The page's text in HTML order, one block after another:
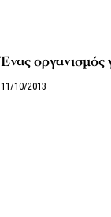
Ένας οργανισμός
11/10/2013